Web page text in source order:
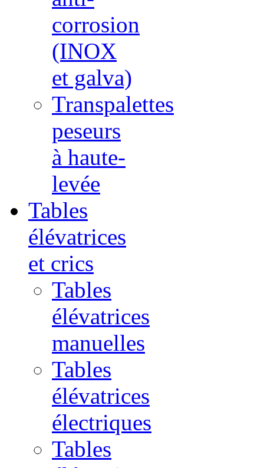
corrosion
(INOX
et galva)
Transpalettes
peseurs
à haute-
levée
Tables
élévatrices
et crics
Tables
élévatrices
manuelles
Tables
élévatrices
électriques
Tables